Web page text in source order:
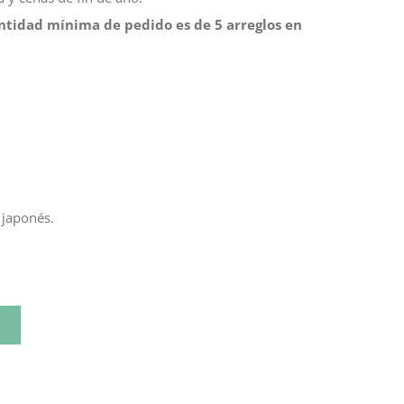
mínima de pedido es de 5 arreglos en